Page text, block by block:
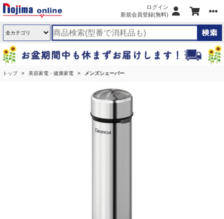
ログイン
新規会員登録(無料)
トップ 美容家電・健康家電 メンズシェーバー